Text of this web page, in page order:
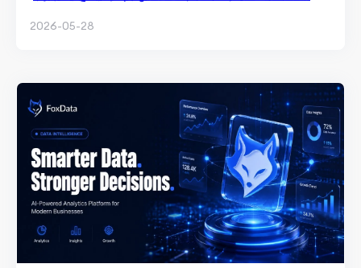
2026-05-28